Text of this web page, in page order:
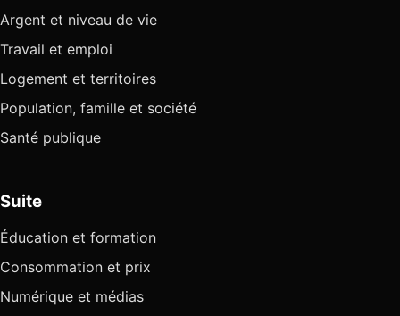
Argent et niveau de vie
Travail et emploi
Logement et territoires
Population, famille et société
Santé publique
Suite
Éducation et formation
Consommation et prix
Numérique et médias